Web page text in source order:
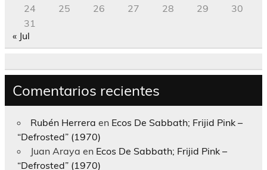
24
25 26 27 28 29
30
31
« Jul
Comentarios recientes
Rubén Herrera en Ecos De Sabbath; Frijid Pink –
“Defrosted” (1970)
Juan Araya en Ecos De Sabbath; Frijid Pink –
“Defrosted” (1970)